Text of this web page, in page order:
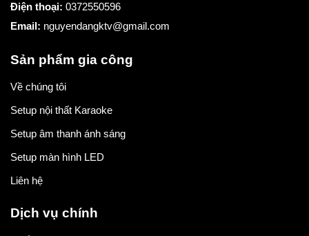
Điện thoại: 0372550596
Email: nguyendangktv@gmail.com
Sản phẩm gia công
Về chúng tôi
Setup nội thất Karaoke
Setup âm thanh ánh sáng
Setup màn hình LED
Liên hệ
Dịch vụ chính